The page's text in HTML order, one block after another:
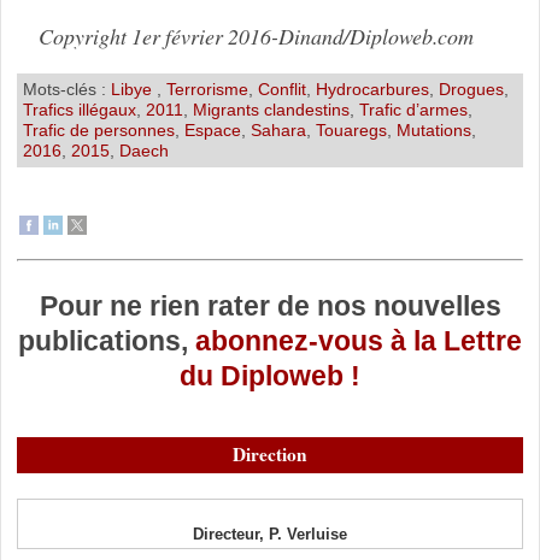
Copyright 1er février 2016-Dinand/Diploweb.com
Mots-clés : Libye Terrorisme, Conflit, Hydrocarbures, Drogues,
Trafics illégaux, 2011 Migrants clandestins, Trafic d’armes,
Trafic de personnes, Espace, Sahara Touaregs, Mutations,
2016
2015, Daech
Pour ne rien rater de nos nouvelles
publications, abonnez-vous à la Lettre
du Diploweb !
Direction
Directeur, P. Verluise